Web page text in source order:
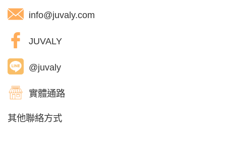
info@juvaly.com
JUVALY
@juvaly
實體通路
其他聯絡方式